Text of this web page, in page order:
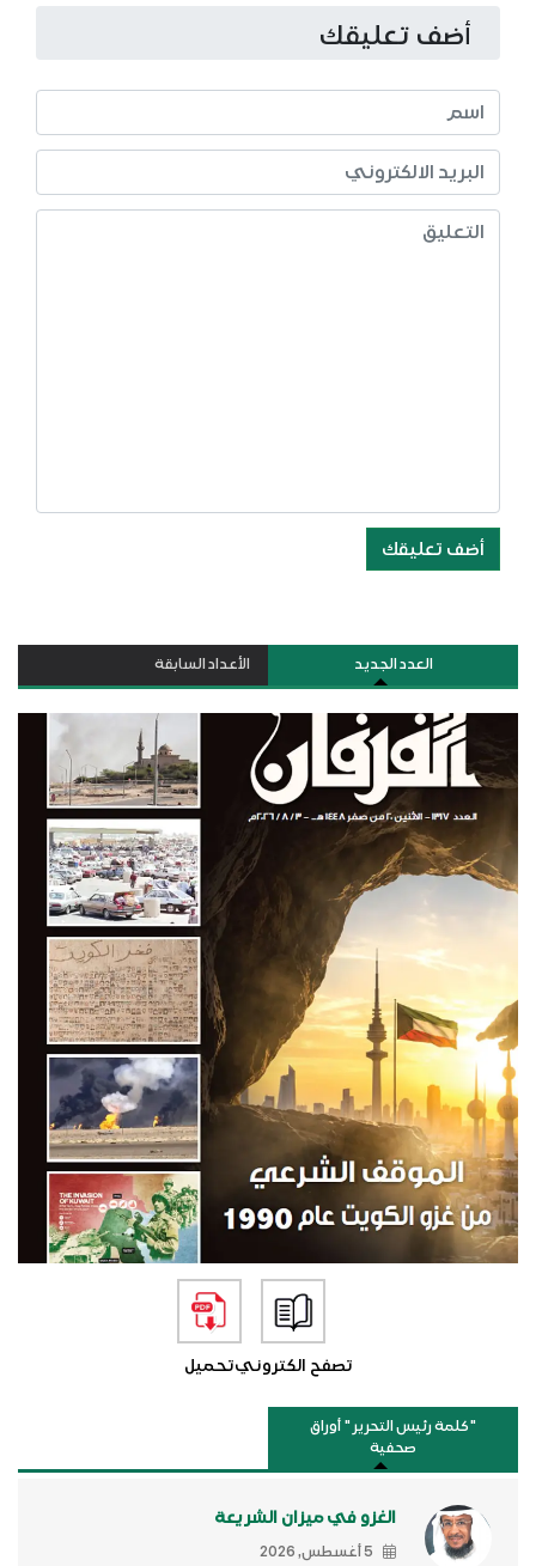
أضف تعليقك
أضف تعليقك
العدد الجديد الأعداد السابقة
تصفح الكترونيتحميل
"كلمة رئيس التحرير " أوراق
صحفية
الغزو في ميزان الشريعة
5 أغسطس, 2026